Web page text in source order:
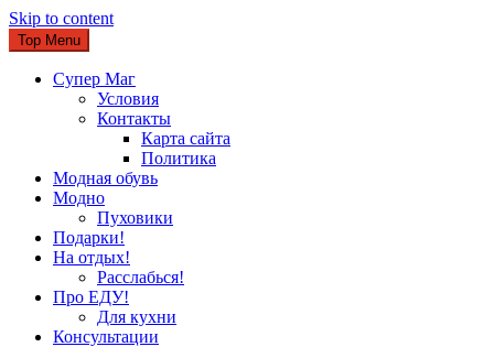
Skip to content
Top Menu
Супер Маг
Условия
Контакты
Карта сайта
Политика
Модная обувь
Модно
Пуховики
Подарки!
На отдых!
Расслабься!
Про ЕДУ!
Для кухни
Консультации